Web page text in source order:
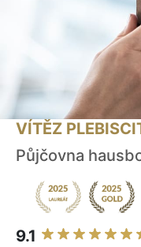
VÍTĚZ
Půjčovna
9.1